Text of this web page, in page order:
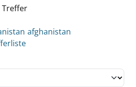
Treffer
afghanistan